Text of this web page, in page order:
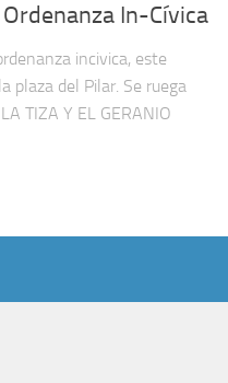
In-Cívica
incivica, este
plaza del Pilar. Se ruega
TIZA Y EL GERANIO